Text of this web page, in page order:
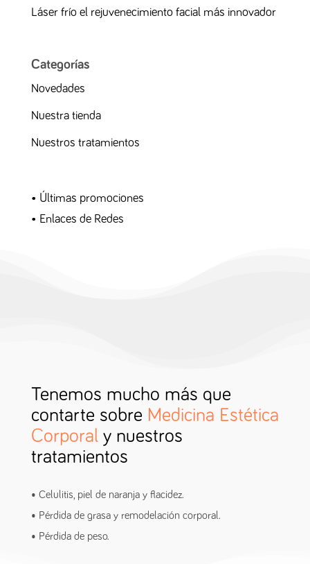
Láser frío el rejuvenecimiento facial más innovador
Categorías
Novedades
Nuestra tienda
Nuestros tratamientos
• Últimas promociones
• Enlaces de Redes
Tenemos mucho más que
contarte sobre Medicina Estética
Corporaly nuestros
tratamientos
• Celulitis, piel de naranja y flacidez.
• Pérdida de grasa y remodelación corporal.
• Pérdida de peso.